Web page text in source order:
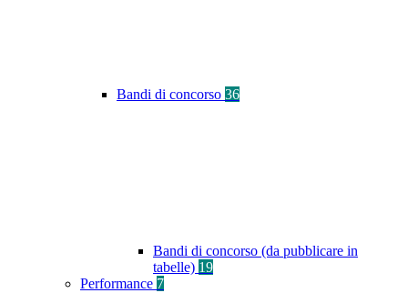
Bandi di concorso 36
Bandi di concorso (da pubblicare in
tabelle) 19
Performance 7